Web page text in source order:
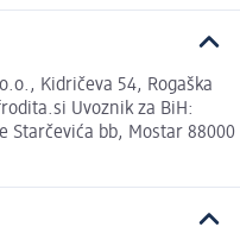
Kidričeva 54, Rogaška
Uvoznik za BiH:
Starčevića bb, Mostar 88000